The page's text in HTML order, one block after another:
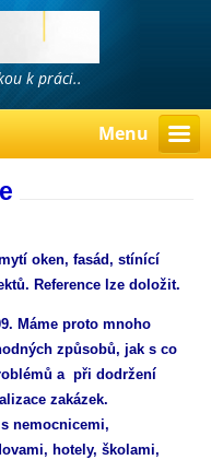
k práci..
Menu
oken, fasád, stínící
Reference lze doložit.
Máme proto mnoho
způsobů, jak s co
a při dodržení
zakázek.
nemocnicemi,
hotely, školami,